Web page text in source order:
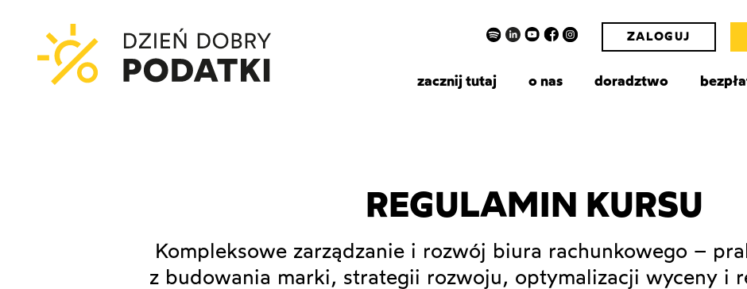
ZALOGUJ
zacznij tutaj o nas doradztwo
REGULAMIN KURSU
Kompleksowe zarządzanie i rozwój biura rachunkowego –
z budowania marki, strategii rozwoju, optymalizacji wyceny i